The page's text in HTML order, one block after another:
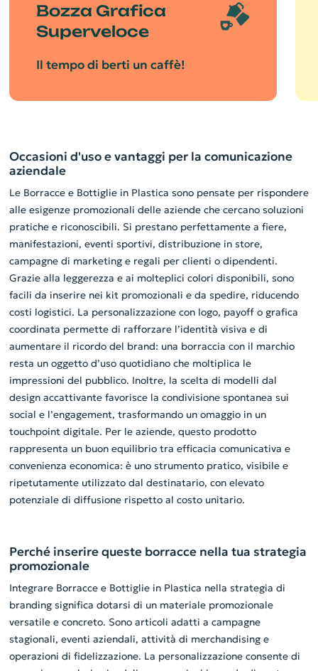
Bozza Grafica
Superveloce
Il tempo di berti un caffè!
Occasioni d'uso e vantaggi per la comunicazione
aziendale
Le Borracce e Bottiglie in Plastica sono pensate per rispondere
alle esigenze promozionali delle aziende che cercano soluzioni
pratiche e riconoscibili. Si prestano perfettamente a fiere,
manifestazioni, eventi sportivi, distribuzione in store,
campagne di marketing e regali per clienti o dipendenti.
Grazie alla leggerezza e ai molteplici colori disponibili, sono
facili da inserire nei kit promozionali e da spedire, riducendo
costi logistici. La personalizzazione con logo, payoff o grafica
coordinata permette di rafforzare l’identità visiva e di
aumentare il ricordo del brand: una borraccia con il marchio
resta un oggetto d’uso quotidiano che moltiplica le
impressioni del pubblico. Inoltre, la scelta di modelli dal
design accattivante favorisce la condivisione spontanea sui
social e l’engagement, trasformando un omaggio in un
touchpoint digitale. Per le aziende, questo prodotto
rappresenta un buon equilibrio tra efficacia comunicativa e
convenienza economica: è uno strumento pratico, visibile e
ripetutamente utilizzato dal destinatario, con elevato
potenziale di diffusione rispetto al costo unitario.
Perché inserire queste borracce nella tua strategia
promozionale
Integrare Borracce e Bottiglie in Plastica nella strategia di
branding significa dotarsi di un materiale promozionale
versatile e concreto. Sono articoli adatti a campagne
stagionali, eventi aziendali, attività di merchandising e
operazioni di fidelizzazione. La personalizzazione consente di